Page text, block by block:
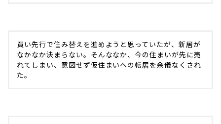
買い先行で住み替えを進めようと思っていたが、新居が
なかなか決まらない。そんななか、今の住まいが先に売
れてしまい、意図せず仮住まいへの転居を余儀なくされ
た。